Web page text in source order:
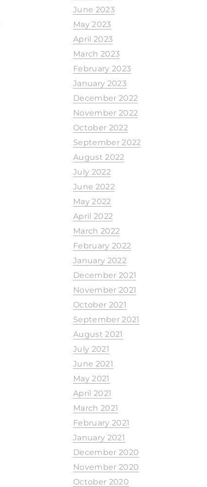
June 2023
May 2023
April 2023
March 2023
February 2023
January 2023
December 2022
November 2022
October 2022
September 2022
August 2022
July 2022
June 2022
May 2022
April 2022
March 2022
February 2022
January 2022
December 2021
November 2021
October 2021
September 2021
August 2021
July 2021
June 2021
May 2021
April 2021
March 2021
February 2021
January 2021
December 2020
November 2020
October 2020